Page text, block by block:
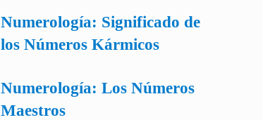
Numerología: Significado de
los Números Kármicos
Numerología: Los Números
Maestros